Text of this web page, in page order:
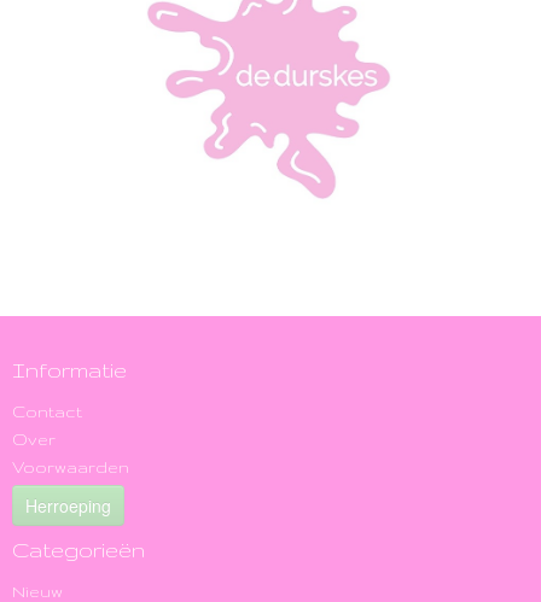
Informatie
Contact
Over
Voorwaarden
Herroeping
Categorieën
Nieuw